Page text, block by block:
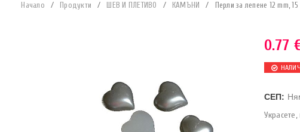
Начало / Продукти / ШЕВ И ПЛЕТИВО / КАМЪНИ / Перли за лепене 12 mm,
0.77
СЕП: